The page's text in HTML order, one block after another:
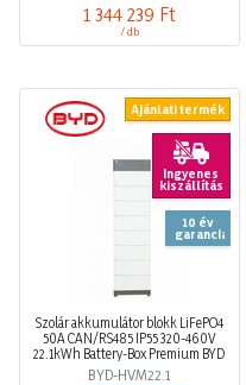
1 344 239 Ft
/ db
Ajánlati termék
Ingyenes
kiszállítás
10 év
garancia
Szolár akkumulátor blokk LiFePO4
50A CAN/RS485 IP55 320-460V
22.1kWh Battery-Box Premium BYD
BYD-HVM22.1